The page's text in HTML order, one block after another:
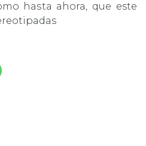
hasta ahora, que este